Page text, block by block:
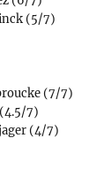
(5/7)
(7/7)
7)
(4/7)